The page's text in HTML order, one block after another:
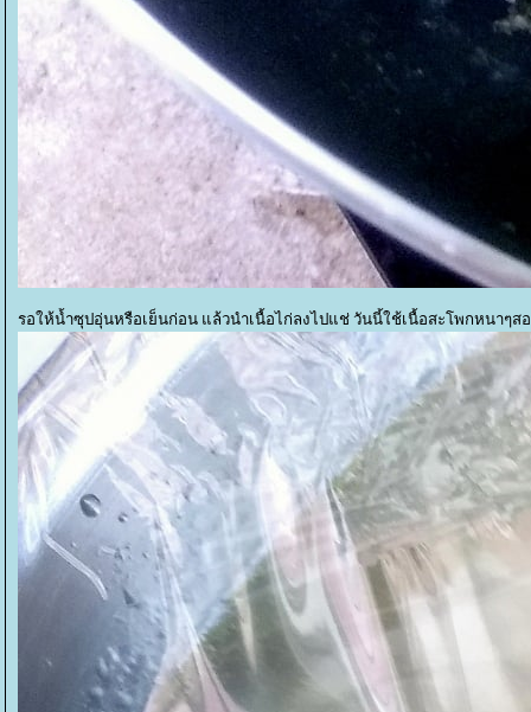
รอให้น้ำซุปอุ่นหรือเย็นก่อน แล้วนำเนื้อไก่ลงไปแช่ วันนี้ใช้เนื้อสะโพกหนาๆ